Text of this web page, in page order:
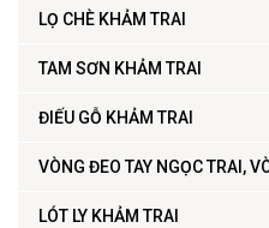
LỌ CHÈ KHẢM TRAI
TAM SƠN KHẢM TRAI
ĐIẾU GỖ KHẢM TRAI
VÒNG ĐEO TAY NGỌC TRAI,
LÓT LY KHẢM TRAI